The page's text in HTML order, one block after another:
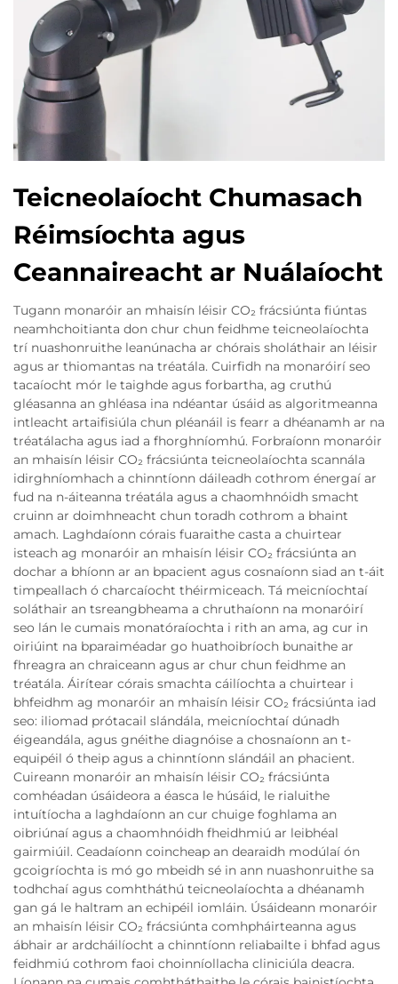
Teicneolaíocht Chumasach
Réimsíochta agus
Ceannaireacht ar Nuálaíocht
Tugann monaróir an mhaisín léisir CO₂ frácsiúnta fiúntas
neamhchoitianta don chur chun feidhme teicneolaíochta
trí nuashonruithe leanúnacha ar chórais sholáthair an léisir
agus ar thiomantas na tréatála. Cuirfidh na monaróirí seo
tacaíocht mór le taighde agus forbartha, ag cruthú
gléasanna an ghléasa ina ndéantar úsáid as algoritmeanna
intleacht artaifisiúla chun pléanáil is fearr a dhéanamh ar na
tréatálacha agus iad a fhorghníomhú. Forbraíonn monaróir
an mhaisín léisir CO₂ frácsiúnta teicneolaíochta scannála
idirghníomhach a chinntíonn dáileadh cothrom énergaí ar
fud na n-áiteanna tréatála agus a chaomhnóidh smacht
cruinn ar doimhneacht chun toradh cothrom a bhaint
amach. Laghdaíonn córais fuaraithe casta a chuirtear
isteach ag monaróir an mhaisín léisir CO₂ frácsiúnta an
dochar a bhíonn ar an bpacient agus cosnaíonn siad an t-áit
timpeallach ó charcaíocht théirmiceach. Tá meicníochtaí
soláthair an tsreangbheama a chruthaíonn na monaróirí
seo lán le cumais monatóraíochta i rith an ama, ag cur in
oiriúint na bparaiméadar go huathoibríoch bunaithe ar
fhreagra an chraiceann agus ar chur chun feidhme an
tréatála. Áirítear córais smachta cáilíochta a chuirtear i
bhfeidhm ag monaróir an mhaisín léisir CO₂ frácsiúnta iad
seo: iliomad prótacail slándála, meicníochtaí dúnadh
éigeandála, agus gnéithe diagnóise a chosnaíonn an t-
equipéil ó theip agus a chinntíonn slándáil an phacient.
Cuireann monaróir an mhaisín léisir CO₂ frácsiúnta
comhéadan úsáideora a éasca le húsáid, le rialuithe
intuítíocha a laghdaíonn an cur chuige foghlama an
oibriúnaí agus a chaomhnóidh fheidhmiú ar leibhéal
gairmiúil. Ceadaíonn coincheap an dearaidh modúlaí ón
gcoigríochta is mó go mbeidh sé in ann nuashonruithe sa
todhchaí agus comhtháthú teicneolaíochta a dhéanamh
gan gá le haltram an echipéil iomláin. Úsáideann monaróir
an mhaisín léisir CO₂ frácsiúnta comhpháirteanna agus
ábhair ar ardcháilíocht a chinntíonn reliabailte i bhfad agus
feidhmiú cothrom faoi choinníollacha cliniciúla deacra.